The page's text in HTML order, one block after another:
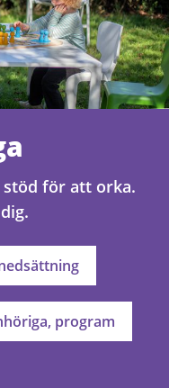
stöd för att orka.
program